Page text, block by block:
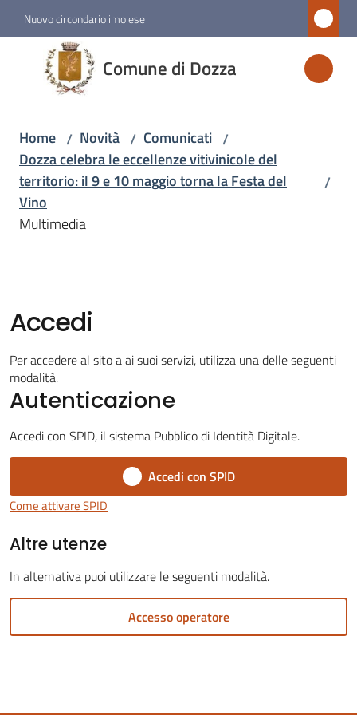
Vai al contenuto
Vai alla navigazione
Vai al footer
Nuovo circondario imolese
Comune di Dozza
Comune
di
Dozza
Amministrazione
Novità
Vivere
Dozza
Servizi
line
Tutti
gli
argomenti
Home / Novità / Comunicati /
Dozza celebra le eccellenze vitivinicole del
territorio: il 9 e 10 maggio torna la Festa del
Vino
/
Multimedia
Accedi
Per accedere al sito a ai suoi servizi, utilizza una delle seguenti
modalità.
Autenticazione
Accedi con SPID, il sistema Pubblico di Identità Digitale.
Accedi con SPID
Come attivare SPID
Altre utenze
In alternativa puoi utilizzare le seguenti modalità.
Accesso operatore